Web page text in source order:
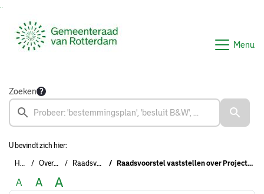
Menu
Zoeken
U bevindt zich hier:
Home Overzichten Raadsvoorstellen Raadsvoorstel vaststellen over Projectambitiedocument Veemstraatplot
A A A